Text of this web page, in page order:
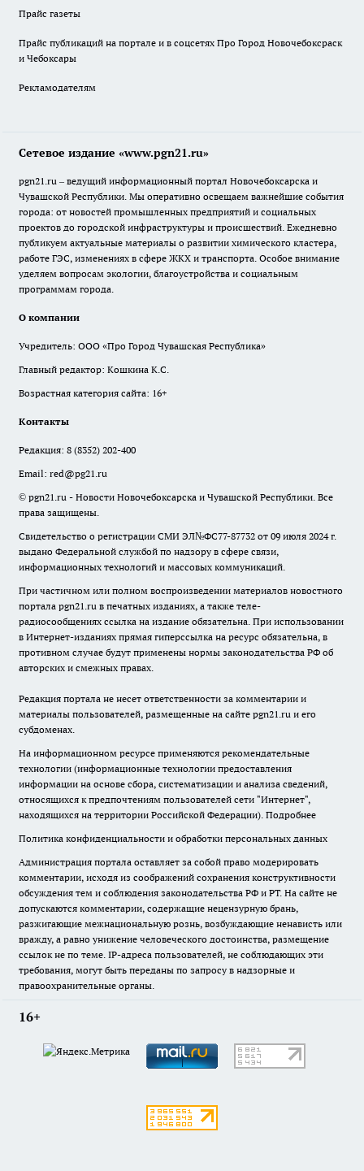
Прайс газеты
Прайс публикаций на портале и в соцсетях Про Город Новочебоксраск
и Чебоксары
Рекламодателям
Сетевое издание «www.pgn21.ru»
pgn21.ru – ведущий информационный портал Новочебоксарска и
Чувашской Республики. Мы оперативно освещаем важнейшие события
города: от новостей промышленных предприятий и социальных
проектов до городской инфраструктуры и происшествий. Ежедневно
публикуем актуальные материалы о развитии химического кластера,
работе ГЭС, изменениях в сфере ЖКХ и транспорта. Особое внимание
уделяем вопросам экологии, благоустройства и социальным
программам города.
О компании
Учредитель: ООО «Про Город Чувашская Республика»
Главный редактор: Кошкина К.С.
Возрастная категория сайта: 16+
Контакты
Редакция: 8 (8352) 202-400
Email: red@pg21.ru
© pgn21.ru - Новости Новочебоксарска и Чувашской Республики. Все
права защищены.
Свидетельство о регистрации СМИ ЭЛ№ФС77-87732 от 09 июля 2024 г.
выдано Федеральной службой по надзору в сфере связи,
информационных технологий и массовых коммуникаций.
При частичном или полном воспроизведении материалов новостного
портала pgn21.ru в печатных изданиях, а также теле-
радиосообщениях ссылка на издание обязательна. При использовании
в Интернет-изданиях прямая гиперссылка на ресурс обязательна, в
противном случае будут применены нормы законодательства РФ об
авторских и смежных правах.
Редакция портала не несет ответственности за комментарии и
материалы пользователей, размещенные на сайте pgn21.ru и его
субдоменах.
На информационном ресурсе применяются рекомендательные
технологии (информационные технологии предоставления
информации на основе сбора, систематизации и анализа сведений,
относящихся к предпочтениям пользователей сети "Интернет",
находящихся на территории Российской Федерации). Подробнее
Политика конфиденциальности и обработки персональных данных
Администрация портала оставляет за собой право модерировать
комментарии, исходя из соображений сохранения конструктивности
обсуждения тем и соблюдения законодательства РФ и РТ. На сайте не
допускаются комментарии, содержащие нецензурную брань,
разжигающие межнациональную рознь, возбуждающие ненависть или
вражду, а равно унижение человеческого достоинства, размещение
ссылок не по теме. IP-адреса пользователей, не соблюдающих эти
требования, могут быть переданы по запросу в надзорные и
правоохранительные органы.
16+